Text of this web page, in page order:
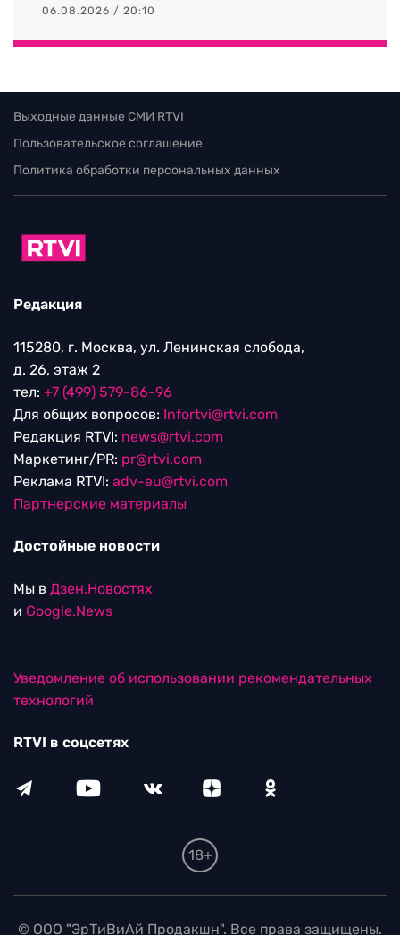
06.08.2026 / 20:10
Выходные данные СМИ RTVI
Пользовательское соглашение
Политика обработки персональных данных
Редакция
115280, г. Москва, ул. Ленинская слобода,
д. 26, этаж 2
тел: +7 (499) 579-86-96
Для общих вопросов: Infortvi@rtvi.com
Редакция RTVI: news@rtvi.com
Маркетинг/PR: pr@rtvi.com
Реклама RTVI: adv-eu@rtvi.com
Партнерские материалы
Достойные новости
Мы в Дзен.Новостях
и Google.News
Уведомление об использовании рекомендательных
технологий
RTVI в соцсетях
18+
© ООО "ЭрТиВиАй Продакшн". Все права защищены.